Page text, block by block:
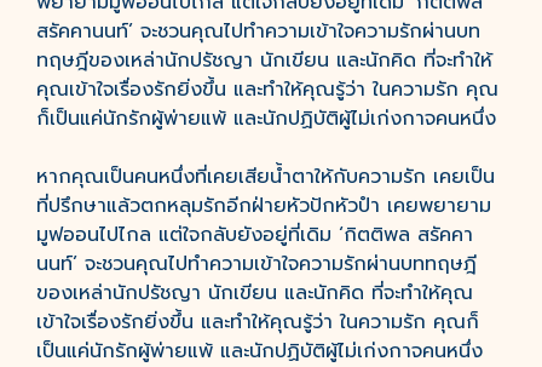
สรัคคานนท์’ จะชวนคุณไปทำความเข้าใจความรักผ่านบท
ทฤษฎีของเหล่านักปรัชญา นักเขียน และนักคิด ที่จะทำให้
คุณเข้าใจเรื่องรักยิ่งขึ้น และทำให้คุณรู้ว่า ในความรัก คุณ
ก็เป็นแค่นักรักผู้พ่ายแพ้ และนักปฏิบัติผู้ไม่เก่งกาจคนหนึ่ง
หากคุณเป็นคนหนึ่งที่เคยเสียน้ำตาให้กับความรัก เคยเป็น
ที่ปรึกษาแล้วตกหลุมรักอีกฝ่ายหัวปักหัวปำ เคยพยายาม
มูฟออนไปไกล แต่ใจกลับยังอยู่ที่เดิม ‘กิตติพล สรัคคา
นนท์’ จะชวนคุณไปทำความเข้าใจความรักผ่านบททฤษฎี
ของเหล่านักปรัชญา นักเขียน และนักคิด ที่จะทำให้คุณ
เข้าใจเรื่องรักยิ่งขึ้น และทำให้คุณรู้ว่า ในความรัก คุณก็
เป็นแค่นักรักผู้พ่ายแพ้ และนักปฏิบัติผู้ไม่เก่งกาจคนหนึ่ง